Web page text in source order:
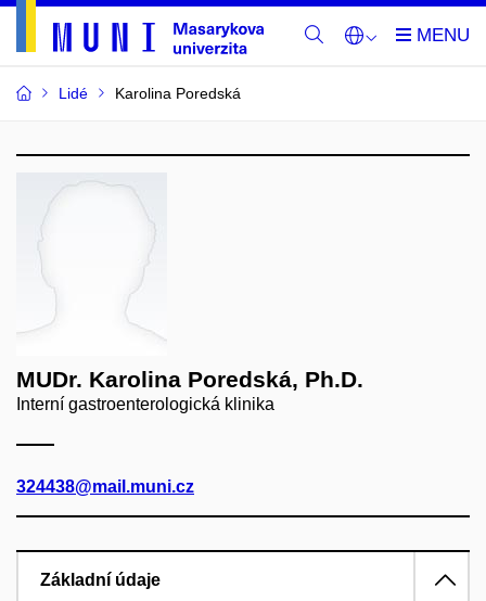
Lidé Karolina Poredská
MUDr. Karolina Poredská, Ph.D.
Interní gastroenterologická klinika
324438@mail.muni.cz
Základní údaje